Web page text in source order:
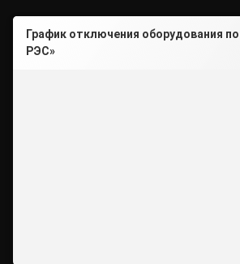
График отключения оборудования
РЭС»